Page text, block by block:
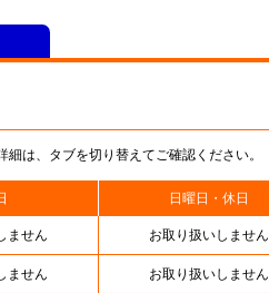
は、タブを切り替えてご確認ください。
日曜日・休日
ません お取り扱いしません
ません お取り扱いしません